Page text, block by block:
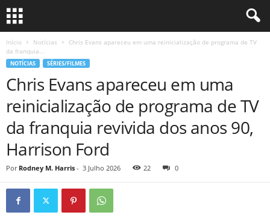
Início Notícias
Chris Evans apareceu em uma reinicialização de programa de TV
da franquia...
NOTÍCIAS SÉRIES/FILMES
Chris Evans apareceu em uma
reinicialização de programa de TV
da franquia revivida dos anos 90,
Harrison Ford
Por Rodney M. Harris - 3 Julho 2026 22 0